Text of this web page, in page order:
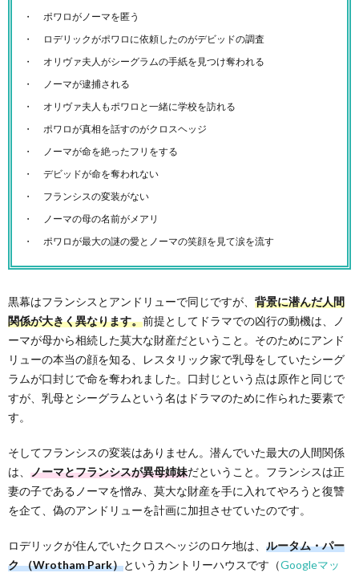
ポワロがノーマを匿う
ロデリックがポワロに依頼したのがデビッドの調査
オリヴァ夫人がシーグラムの手紙を見つけ奪われる
ノーマが逮捕される
オリヴァ夫人もポワロと一緒に学校を訪れる
ポワロが真相を話すのがクロスヘッジ
ノーマが命を絶ったフリをする
デビッドが命を奪われない
フランシスの変装がない
ノーマの母の名前がメアリ
ポワロが最大の謎の愛とノーマの笑顔を見て涙を流す
黒幕はフランシスとアンドリューで同じですが、 背景に潜んだ人間
関係が大きく異なります。前提としてドラマでの凶行の動機は、ノ
ーマが母から相続した莫大な財産だということ。そのためにアンド
リューの本当の顔を知る、レスタリック家で乳母をしていたシーグ
ラムが口封じで命を奪われました。口封じという点は原作と同じで
すが、乳母とシーグラムという名はドラマのために作られた要素で
す。
そしてフランシスの変装はありません。潜んでいた最大の人間関係
は、 ノーマとフランシスが異母姉妹だということ。フランシスは正
妻の子であるノーマを憎み、莫大な財産を手に入れてやろうと復讐
を企て、偽のアンドリューを計画に加担させていたのです。
ロデリックが住んでいたクロスヘッジのロケ地は、 ルータム・パー
ク （Wrotham Park）というカントリーハウスです（Googleマッ